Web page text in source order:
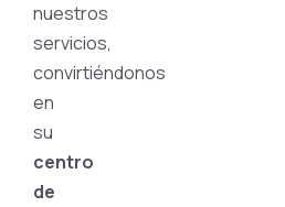
nuestros
servicios,
convirtiéndonos
en
su
centro
de